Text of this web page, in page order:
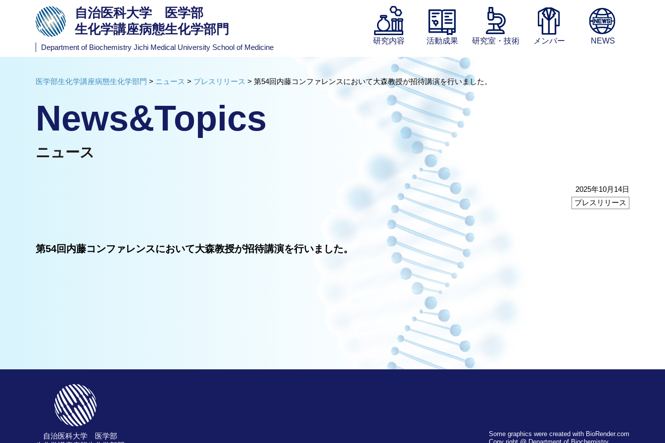
自治医科大学 医学部
生化学講座病態生化学部門
Department of Biochemistry Jichi Medical University School of Medicine
研究内容 活動成果 研究室・技術 メンバー NEWS
医学部生化学講座病態生化学部門 > ニュース > プレスリリース > 第54回内藤コンファレンスにおいて大森教授が招待講演を行いました。
News&Topics
ニュース
2025年10月14日
プレスリリース
第54回内藤コンファレンスにおいて大森教授が招待講演を行いました。
自治医科大学 医学部
Some graphics were created with BioRender.com